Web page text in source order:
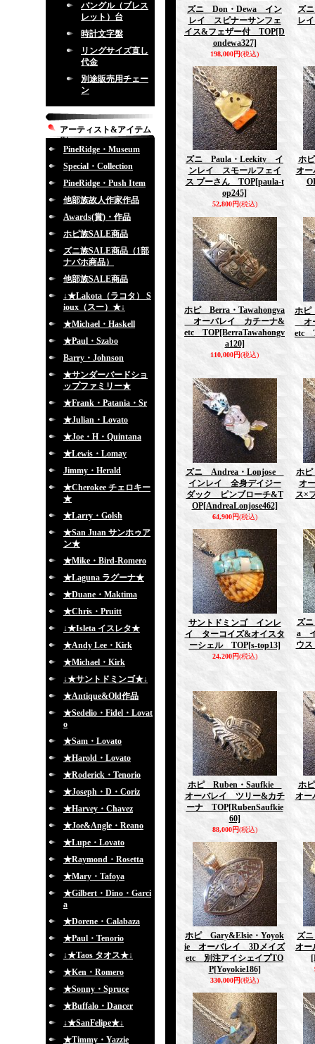
バングル（ブレス
レット）台
時計文字盤
リングサイズ直し
代金
別途販売用チェー
ン
アーティスト&アイテム
別
PineRidge・Museum
Special・Collection
PineRidge・Push Item
他部族故人作家作品
Awards(賞)・作品
ホピ族SALE商品
ズニ族SALE商品（1部
ナバホ商品）
他部族SALE商品
↓★Lakota（ラコタ） S
ioux（スー）★↓
★Michael・Haskell
★Paul・Szabo
Barry・Johnson
★サンダーバードショ
ップファミリー★
★Frank・Patania・Sr
★Julian・Lovato
★Joe・H・Quintana
★Lewis・Lomay
Jimmy・Herald
★Cherokee チェロキー
★
★Larry・Golsh
★San Juan サンホゥア
ン★
★Mike・Bird-Romero
★Laguna ラグーナ★
★Duane・Maktima
★Chris・Pruitt
↓★Isleta イスレタ★
★Andy Lee・Kirk
★Michael・Kirk
↓★サントドミンゴ★↓
★Antique&Old作品
★Sedelio・Fidel・Lovat
o
★Sam・Lovato
★Harold・Lovato
★Roderick・Tenorio
★Joseph・D・Coriz
★Harvey・Chavez
★Joe&Angle・Reano
★Lupe・Lovato
★Raymond・Rosetta
★Mary・Tafoya
★Gilbert・Dino・Garci
a
★Dorene・Calabaza
★Paul・Tenorio
↓★Taos タオス★↓
★Ken・Romero
★Sonny・Spruce
★Buffalo・Dancer
↓★SanFelipe★↓
★Timmy・Yazzie
ズニ Don・Dewa イン
レイ スピナーサンフェ
イス&フェザー付 TOP[D
ondewa327]
198,000円(税込)
ズ
レ
ズニ Paula・Leekity イ
ンレイ スモールフェイ
ス プーさん TOP[paula-t
op245]
52,800円(税込)
ホ
オ
ホピ Berra・Tawahongva
オーバレイ カチーナ&
etc TOP[BerraTawahongv
a120]
110,000円(税込)
ホピ
オ
etc
ズニ Andrea・Lonjose
インレイ 全身デイジー
ダック ピンブローチ&T
OP[AndreaLonjose462]
64,900円(税込)
ホ
オ
ス×
サントドミンゴ インレ
イ ターコイズ&オイスタ
ーシェル TOP[s-top13]
24,200円(税込)
ズ
a
ウ
ホピ Ruben・Saufkie
オーバレイ ツリー&カチ
ーナ TOP[RubenSaufkie
60]
88,000円(税込)
ホ
オ
ホピ Gary&Elsie・Yoyok
ie オーバレイ 3Dメイズ
etc 別注アイシェイプTO
P[Yoyokie186]
330,000円(税込)
ズ
オー